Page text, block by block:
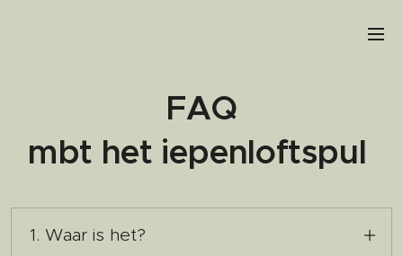
FAQ
mbt het iepenloftspul
1. Waar is het?